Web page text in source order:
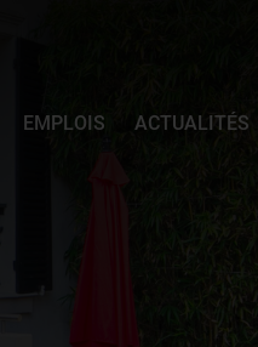
EMPLOIS ACTUALITÉS